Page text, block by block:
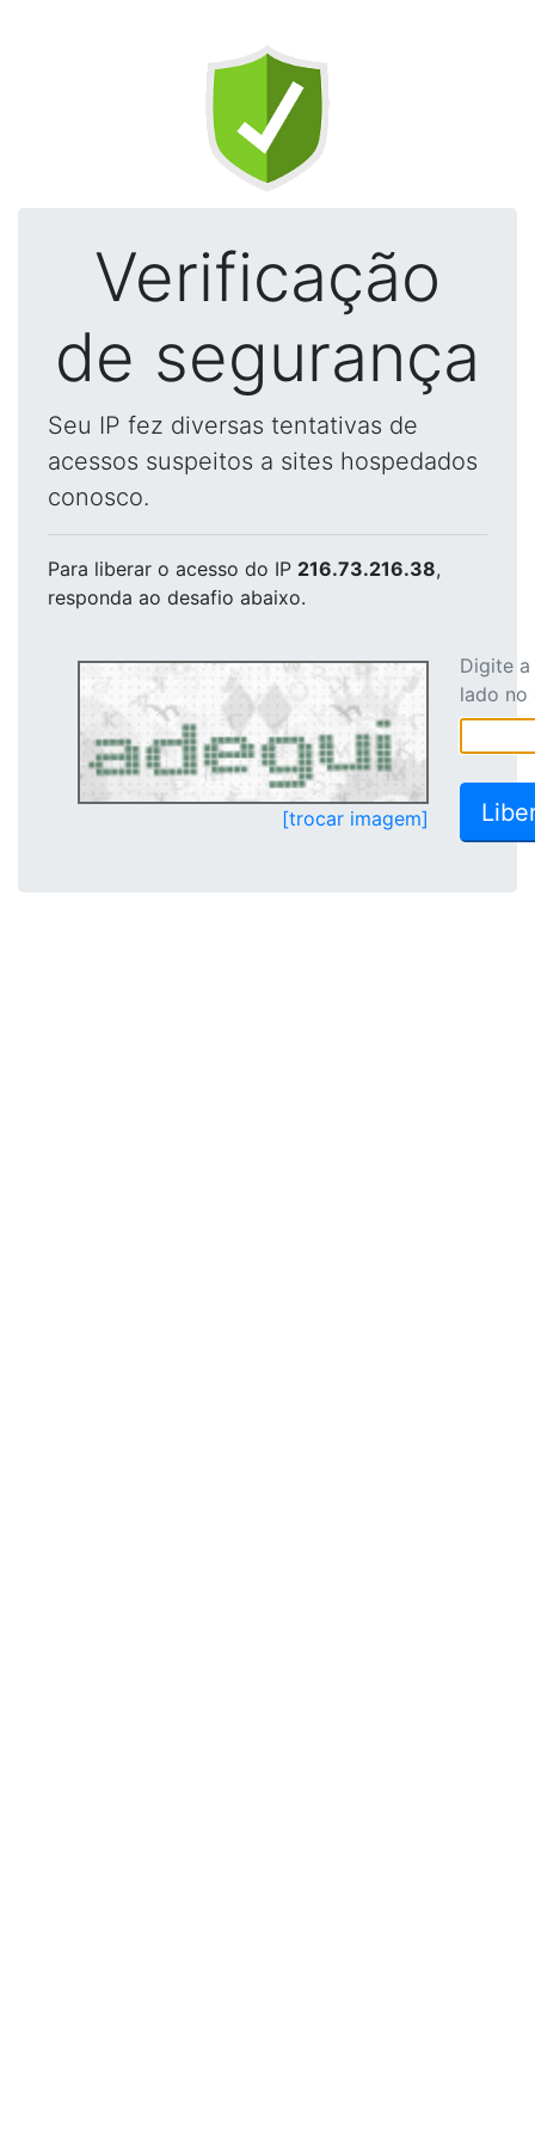
Verificação
de segurança
Seu IP fez diversas tentativas de
acessos suspeitos a sites hospedados
conosco.
Para liberar o acesso do IP 216.73.216.38,
responda ao desafio abaixo.
[trocar imagem]
Digite
lado no